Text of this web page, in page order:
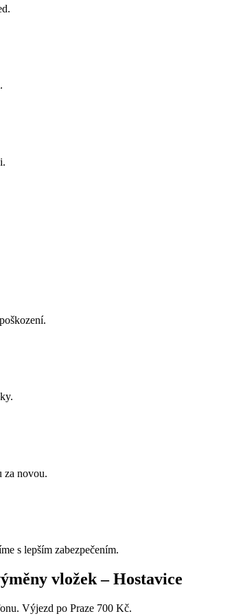
za novou.
s lepším zabezpečením.
vložek –Hostavice
Výjezd po Praze 700 Kč.